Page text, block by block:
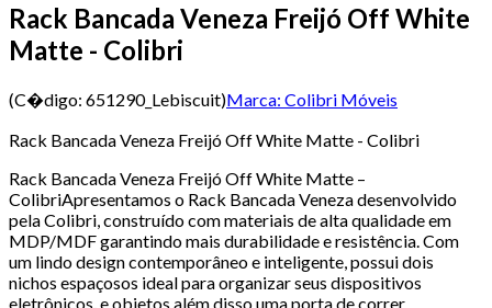
Rack Bancada Veneza Freijó Off White
Matte - Colibri
(C�digo: 651290_Lebiscuit)Marca: Colibri Móveis
Rack Bancada Veneza Freijó Off White Matte - Colibri
Rack Bancada Veneza Freijó Off White Matte –
ColibriApresentamos o Rack Bancada Veneza desenvolvido
pela Colibri, construído com materiais de alta qualidade em
MDP/MDF garantindo mais durabilidade e resistência. Com
um lindo design contemporâneo e inteligente, possui dois
nichos espaçosos ideal para organizar seus dispositivos
eletrônicos, e objetos além disso uma porta de correr